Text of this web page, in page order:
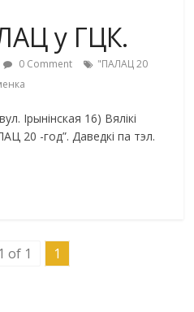
у ГЦК.
0 Comment
"ПАЛАЦ 20
Ірынінская 16) Вялікі
20 -год”. Даведкі па тэл.
of 1 1